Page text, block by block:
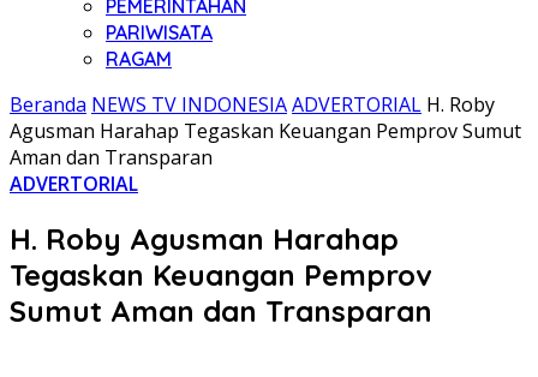
PEMERINTAHAN
PARIWISATA
RAGAM
Beranda NEWS TV INDONESIAADVERTORIAL H. Roby
Agusman Harahap Tegaskan Keuangan Pemprov Sumut
Aman dan Transparan
ADVERTORIAL
H. Roby Agusman Harahap
Tegaskan Keuangan Pemprov
Sumut Aman dan Transparan